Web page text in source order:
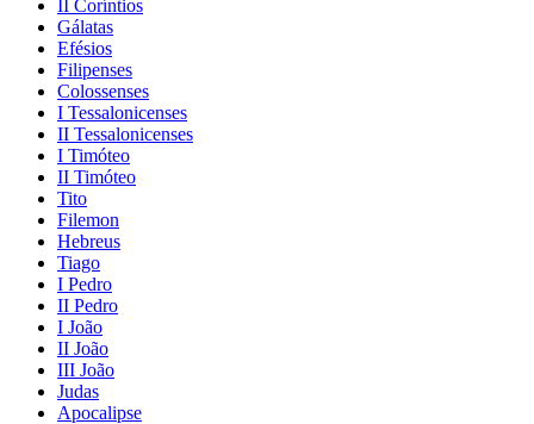
II Coríntios
Gálatas
Efésios
Filipenses
Colossenses
I Tessalonicenses
II Tessalonicenses
I Timóteo
II Timóteo
Tito
Filemon
Hebreus
Tiago
I Pedro
II Pedro
I João
II João
III João
Judas
Apocalipse